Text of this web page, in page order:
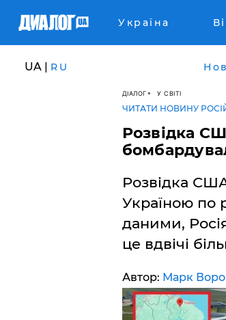
Україна
UA | RU
ДІАЛОГ У СВІТІ
ЧИТАТИ НОВИНУ
Розвідка
Розвідка
Україною по
даними,
це вдвічі
Автор: Марк